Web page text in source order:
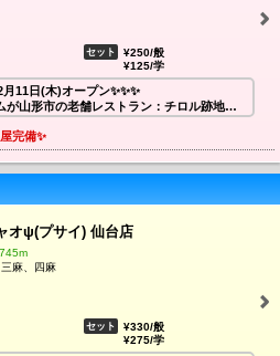
セット
¥250/般
¥125/学
月11日(木)オープン✨✨✨
が山形市の老舗レストラン：チロル跡地に
雀の両方が楽しめます🀄
した店内で、快適にご遊戯いただけます♪
REXX Ⅲ』完備の個室4部屋✨
成績管理＆ポイント還元🀄
ェーン店『麻雀ウェルカム』で、ぜひ雀荘
｀*)
お待ちしております！
完備✨
オψ(プサイ) 仙台店
麻、四麻
セット
¥330/般
¥275/学